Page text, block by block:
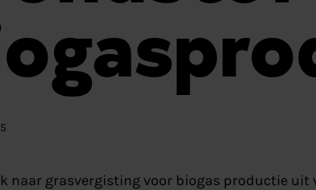
naar grasvergisting voor biogas productie